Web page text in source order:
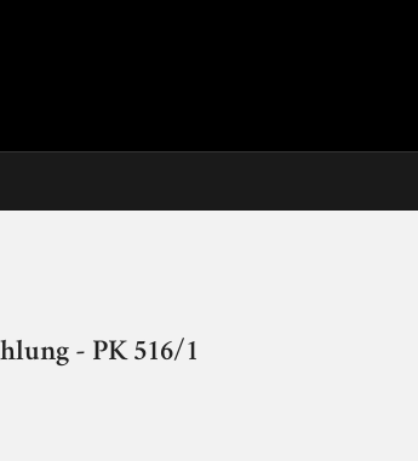
- PK 516/1